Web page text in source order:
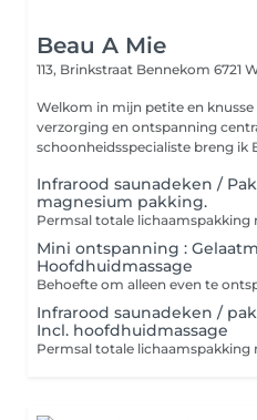
Beau A Mie
113, Brinkstraat Bennekom 6721
Welkom in mijn petite en
verzorging en ontspanning centraal staat.
schoonheidsspecialiste breng ik
Infrarood saunadeken /
magnesium pakking.
Mini ontspanning :
Hoofdhuidmassage
Infrarood saunadeken /
Incl. hoofdhuidmassage